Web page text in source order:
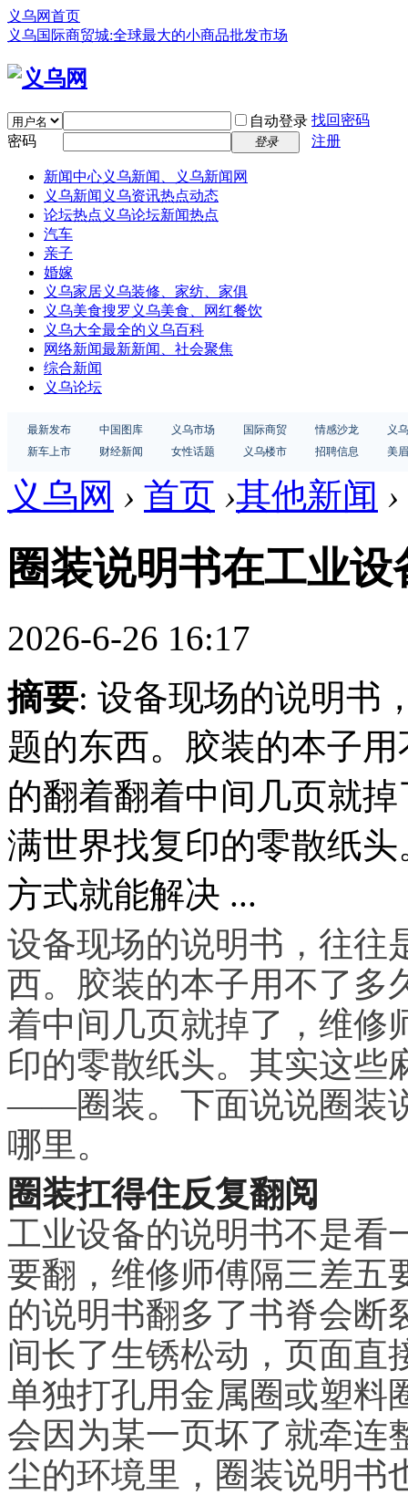
义乌网首页
义乌国际商贸城:全球最大的小商品批发市场
自动登录 找回密码
密码
登录 注册
新闻中心义乌新闻、义乌新闻网
义乌新闻 义乌资讯热点动态
论坛热点 义乌论坛新闻热点
汽车
亲子
婚嫁
义乌家居义乌装修、家纺、家俱
义乌美食搜罗义乌美食、网红餐饮
义乌大全最全的义乌百科
网络新闻最新新闻、社会聚焦
综合新闻
义乌论坛
最新发布 中国图库 义乌市场 国际商贸 情感沙龙
义
新车上市
财经新闻 女性话题 义乌楼市 招聘信息 美
义乌网 › 首页 ›其他新闻 ›
圈装说明书在工业
2026-6-26 16:17
摘要: 设备现场的说明书
题的东西。胶装的本子
的翻着翻着中间几页就
满世界找复印的零散纸
方式就能解决 ...
设备现场的说明书，往往
西。胶装的本子用不了多
着中间几页就掉了，维修
印的零散纸头。其实这些
——圈装。下面说说圈装
哪里。
圈装扛得住反复翻阅
工业设备的说明书不是看
要翻，维修师傅隔三差五
的说明书翻多了书脊会断
间长了生锈松动，页面直
单独打孔用金属圈或塑料
会因为某一页坏了就牵连
尘的环境里，圈装说明书